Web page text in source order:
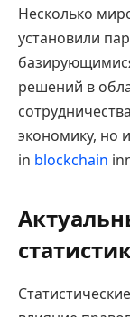
Несколько
установили
решений в
экономику, но
in blockchain